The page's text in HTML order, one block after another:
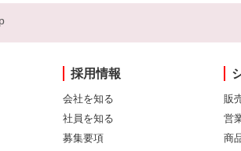
採用情報
会社を知る
社員を知る
募集要項
販
営
商